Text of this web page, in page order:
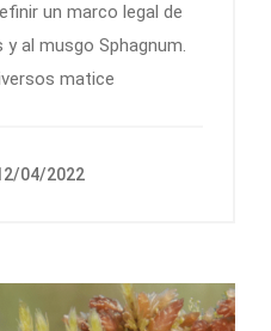
un marco legal de
al musgo Sphagnum.
matice
04/2022